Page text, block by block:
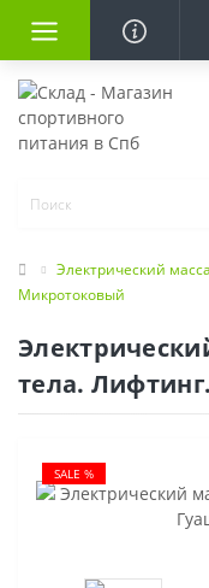
Электрический
Микротоковый
тела.
SALE %